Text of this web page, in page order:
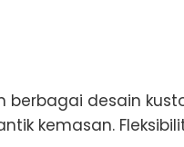
desain
kemasan.